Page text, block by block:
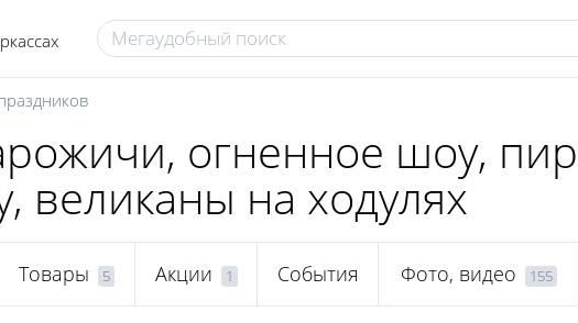
огненное шоу,
великаны на ходулях
Товары 5 Акции 1 События Фото, видео 155